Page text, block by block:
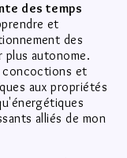
des temps
et
des
plus autonome.
concoctions et
aux propriétés
alliés de mon